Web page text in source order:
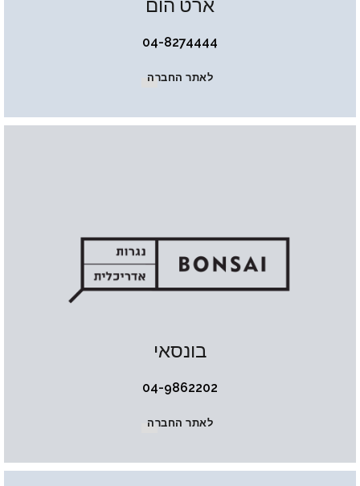
04-8274444
לאתר החברה
בונסאי
04-9862202
לאתר החברה